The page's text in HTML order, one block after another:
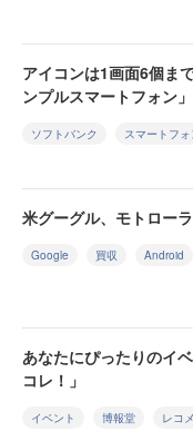
アイコンは1画面6個ま
ンプルスマートフォン」
ソフトバンク スマートフォ
米グーグル、モトロー
Google 買収 Android
あなたにぴったりのイ
コレ！」
イベント 博報堂 レコ